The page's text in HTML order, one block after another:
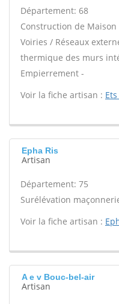
Département: 68
Construction de
Voiries / Réseaux
thermique des murs
Empierrement -
Voir la fiche artisan :
Epha Ris
Artisan
Département: 75
Surélévation
Voir la fiche artisan :
A e v Bouc-bel-air
Artisan